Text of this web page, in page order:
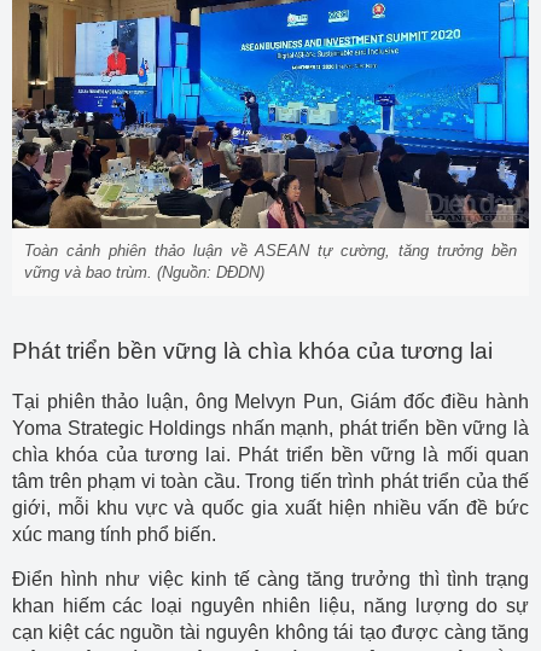
Toàn cảnh phiên thảo luận về ASEAN tự cường, tăng trưởng bền
vững và bao trùm. (Nguồn: DĐDN)
Phát triển bền vững là chìa khóa của tương lai
Tại phiên thảo luận, ông Melvyn Pun, Giám đốc điều hành
Yoma Strategic Holdings nhấn mạnh, phát triển bền vững là
chìa khóa của tương lai. Phát triển bền vững là mối quan
tâm trên phạm vi toàn cầu. Trong tiến trình phát triển của thế
giới, mỗi khu vực và quốc gia xuất hiện nhiều vấn đề bức
xúc mang tính phổ biến.
Điển hình như việc kinh tế càng tăng trưởng thì tình trạng
khan hiếm các loại nguyên nhiên liệu, năng lượng do sự
cạn kiệt các nguồn tài nguyên không tái tạo được càng tăng